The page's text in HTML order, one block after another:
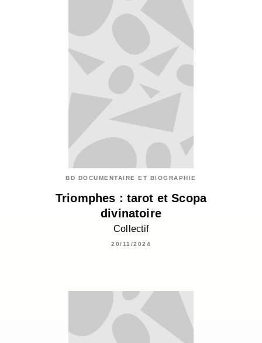
BD DOCUMENTAIRE ET BIOGRAPHIE
Triomphes : tarot et Scopa
divinatoire
Collectif
20/11/2024